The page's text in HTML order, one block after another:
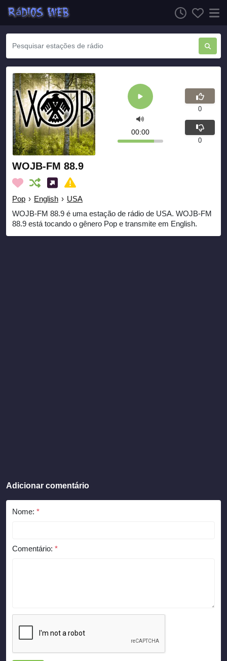
WOJB-FM 88.9
Pop › English › USA
WOJB-FM 88.9 é uma estação de rádio de USA. WOJB-FM
88.9 está tocando o gênero Pop e transmite em English.
00:00
0
0
Adicionar comentário
Nome: *
Comentário: *